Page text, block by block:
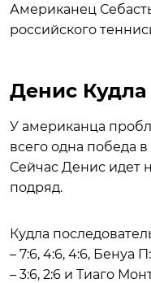
Американец
российского
Денис Кудла
У американца
всего одна победа
Сейчас Денис идет
подряд.
Кудла
– 7:6, 4:6, 4:6, Бенуа
– 3:6, 2:6 и Тиаго